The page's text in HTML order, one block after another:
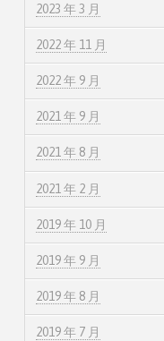
2023 年 3 月
2022 年 11 月
2022 年 9 月
2021 年 9 月
2021 年 8 月
2021 年 2 月
2019 年 10 月
2019 年 9 月
2019 年 8 月
2019 年 7 月